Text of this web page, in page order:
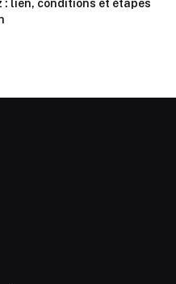
: lien, conditions et étapes